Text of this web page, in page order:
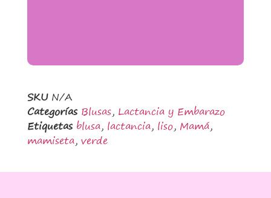
SKU N/A
Categorías Blusas, Lactancia y Embarazo
Etiquetas blusa, lactancia, liso, Mamá,
mamiseta, verde